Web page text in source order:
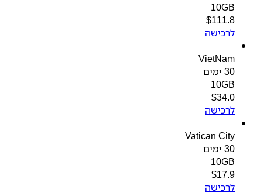
10GB
$111.8
לרכישה
VietNam
10GB
$34.0
לרכישה
Vatican City
10GB
$17.9
לרכישה